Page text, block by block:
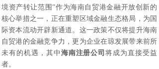
境资产转让范围”作为海南自贸港金融开放创新的
核心举措之一，正在重塑区域金融生态格局，为国
际资本流动开辟新通道。这一政策不仅将提升海南
自贸港的金融竞争力，更为企业在琼发展带来前所
未有的机遇，其中 海南注册公司将成为直接受益
者。